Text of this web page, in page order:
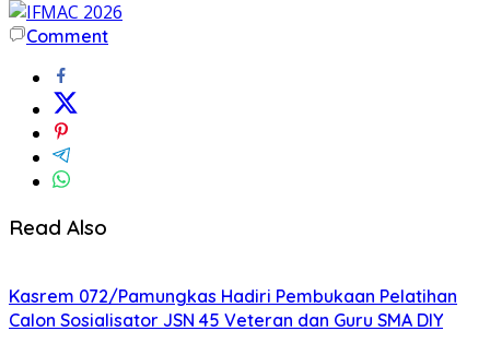
Comment
Read Also
Kasrem 072/Pamungkas Hadiri Pembukaan Pelatihan
Calon Sosialisator JSN 45 Veteran dan Guru SMA DIY